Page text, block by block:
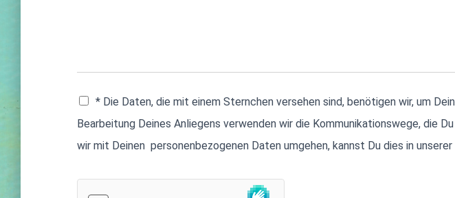
E
n
e
n
* Die Daten, die mit einem Sternchen versehen sind, benötigen wir, um
Bearbeitung Deines Anliegens verwenden wir die Kommunikationswege, die
wir mit Deinen personenbezogenen Daten umgehen, kannst Du dies in unserer